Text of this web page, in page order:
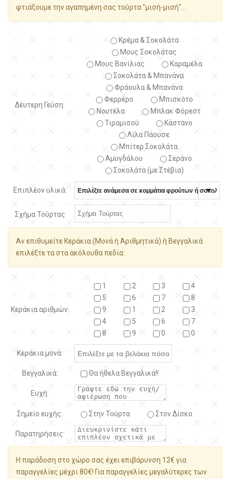
φτιάξουμε την αγαπημένη σας τούρτα "μισή-μισή"...
Δέυτερη Γεύση:
Κρέμα & Σοκολάτα
Μους Σοκολάτας
Μους Βανίλιας
Καραμέλα
Σοκολάτα & Μπανάνα
Φράουλα & Μπανάνα
Φερρέρο
Μπισκότο
Νουτέλα
Μπλακ Φόρεστ
Τιραμισού
Κάστανο
Λίλα Πάουσε
Μπίτερ Σοκολάτα
Αμυγδάλου
Σεράνο
Σοκολάτα (με Στέβια)
Επιπλέον υλικά:
Σχήμα Τούρτας
Αν επιθυμείτε Κεράκια (Μονά ή Αριθμητικά) ή Βεγγαλικά
επιλέξτε τα στα ακόλουθα πεδία:
Κεράκια αριθμών:
1 2 3
4
5
6 7
8
9
1 2
3
4
5 6
7
8
9 0 0
Κεράκια μονά:
Βεγγαλικά: Θα ήθελα Βεγγαλικά!!
Ευχή:
Σημείο ευχής: Στην Τούρτα Στον Δίσκο
Παρατηρήσεις:
Η παράδοση στο χώρο σας έχει επιβάρυνση 12€ για
παραγγελίες μέχρι 80€! Για παραγγελίες μεγαλύτερες των